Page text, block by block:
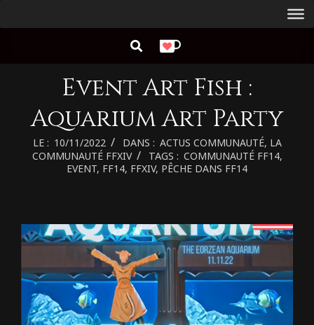
au
de
RECHERCHER
Event Art Fish :
Aquarium Art Party
LE : 10/11/2022 DANS : ACTUS COMMUNAUTÉ, LA
COMMUNAUTÉ FFXIV
TAGS : COMMUNAUTÉ FF14,
EVENT, FF14, FFXIV, PÊCHE DANS FF14